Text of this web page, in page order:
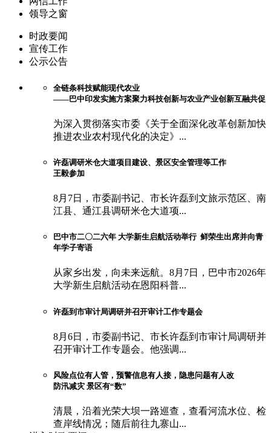
领导之窗
时政要闻
宣传工作
公示公告
全链条科技赋能现代农业
——巴中印发实施方案聚力科技创新与农业产业创新互融共促
为深入贯彻落实市委《关于全面深化改革创新加快
推进农业农村现代化的决定》...
许磊调研米仓大道项目建设、景区安全管理等工作
王毅参加
8月7日，市委副书记、市长许磊到文旅示范区、南
江县、通江县调研米仓大道项...
巴中市二〇二六年 大学新生启航活动举行 鲜荣生出席并向青
年学子寄语
从家乡出发，向未来远航。8月7日，巴中市2026年
大学新生启航活动在恩阳科普...
许磊到市审计局调研并召开审计工作专题会
8月6日，市委副书记、市长许磊到市审计局调研并
召开审计工作专题会。他强调...
风险点位有人管，预警信息有人接，隐患问题有人改
防汛减灾 景区有“数”
清晨，沿着光荣大坝一路巡查，查看河流水位、检
查岸线情况；随后前往九寨山...